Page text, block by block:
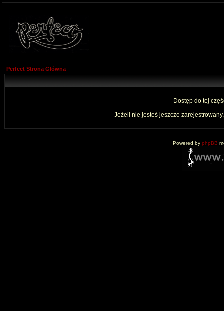
Perfect Strona Główna
Dostęp do tej
Jeżeli nie jesteś jeszcze
Powered by phpBB